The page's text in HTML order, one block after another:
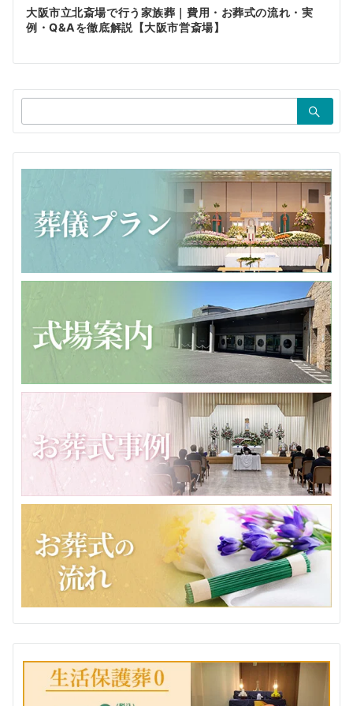
ゲ
ー
シ
ョ
ン
大阪市立北斎場で行う家族葬｜費用・お葬式の流れ・実
例・Q&Aを徹底解説【大阪市営斎場】
索：